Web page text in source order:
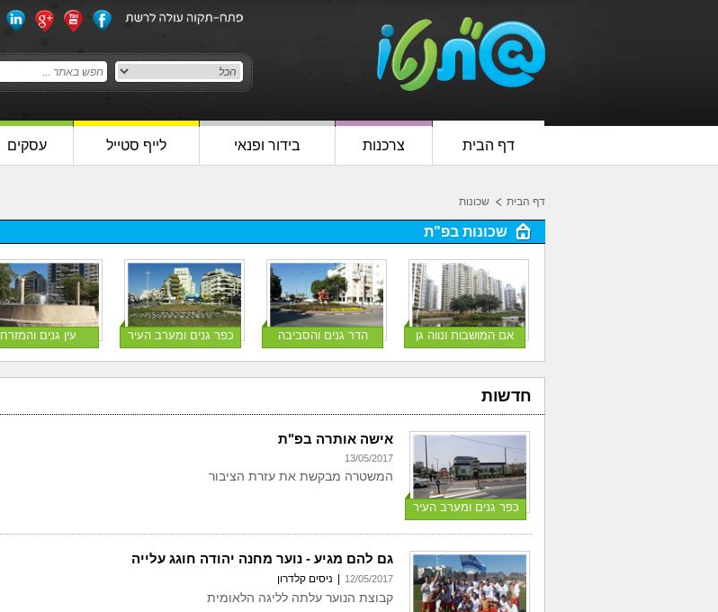
דף הבית צרכנות בידור ופנאי לייף סטייל עסקים
דף הבית שכונות
שכונות בפ"ת
אם המושבות ונווה גן הדר גנים והסביבה כפר גנים ומערב העיר עין גנים והמזרח
חדשות
כפר גנים ומערב העיר
אישה אותרה בפ"ת
13/05/2017
המשטרה מבקשת את עזרת הציבור
גם להם מגיע - נוער מחנה יהודה חוגג עלייה
12/05/2017 ניסים קלדרון
קבוצת הנוער עלתה לליגה הלאומית